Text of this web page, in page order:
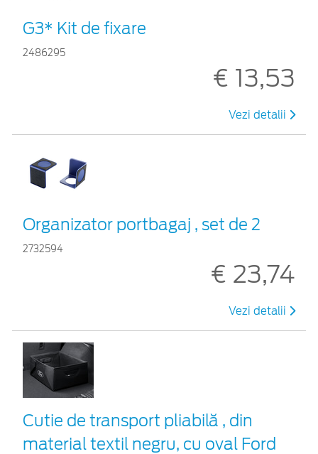
G3* Kit de fixare
2486295
€ 13,53
Vezi detalii
Organizator portbagaj , set de 2
2732594
€ 23,74
Vezi detalii
Cutie de transport pliabilă , din
material textil negru, cu oval Ford